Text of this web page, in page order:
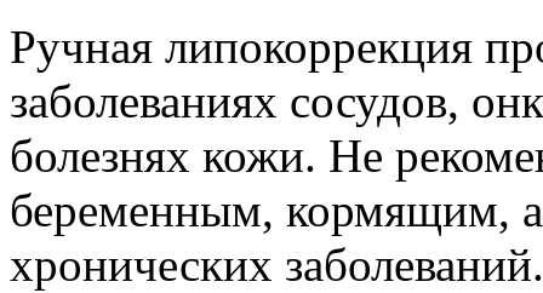
Ручная липокоррекция
заболеваниях сосудов,
болезнях кожи. Не
беременным, кормящим,
хронических заболеваний.